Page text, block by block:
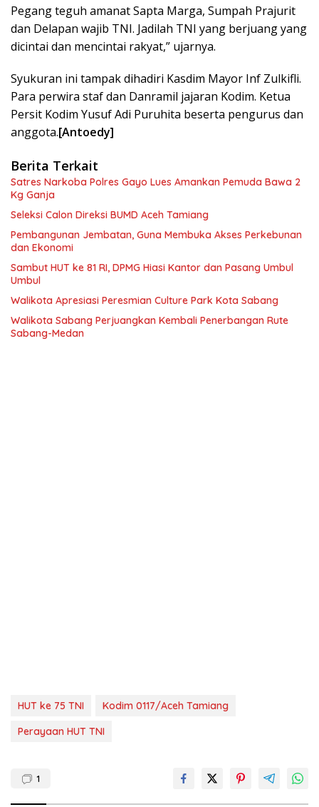
Pegang teguh amanat Sapta Marga, Sumpah Prajurit
dan Delapan wajib TNI. Jadilah TNI yang berjuang yang
dicintai dan mencintai rakyat,” ujarnya.
Syukuran ini tampak dihadiri Kasdim Mayor Inf Zulkifli.
Para perwira staf dan Danramil jajaran Kodim. Ketua
Persit Kodim Yusuf Adi Puruhita beserta pengurus dan
anggota.[Antoedy]
Berita Terkait
Satres Narkoba Polres Gayo Lues Amankan Pemuda Bawa 2
Kg Ganja
Seleksi Calon Direksi BUMD Aceh Tamiang
Pembangunan Jembatan, Guna Membuka Akses Perkebunan
dan Ekonomi
Sambut HUT ke 81 RI, DPMG Hiasi Kantor dan Pasang Umbul
Umbul
Walikota Apresiasi Peresmian Culture Park Kota Sabang
Walikota Sabang Perjuangkan Kembali Penerbangan Rute
Sabang-Medan
HUT ke 75 TNI
Kodim 0117/Aceh Tamiang
Perayaan HUT TNI
1